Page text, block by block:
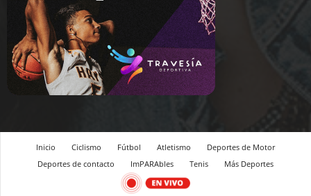
Inicio Ciclismo Fútbol Atletismo
Deportes de Motor
Deportes de contacto
ImPARAbles Tenis Más Deportes